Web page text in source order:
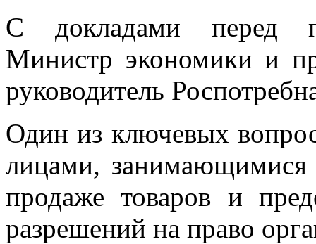
С докладами перед
Министр экономики и
руководитель
Один из ключевых
лицами, занимающимися
продаже товаров и
разрешений на право